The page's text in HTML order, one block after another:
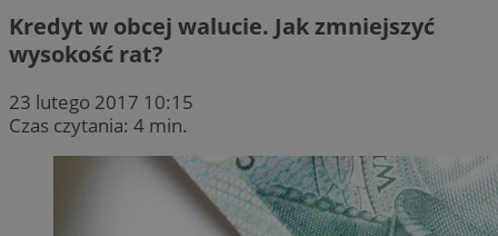
Kredyt w obcej walucie. Jak zmniejszyć
wysokość rat?
23 lutego 2017 10:15
Czas czytania: 4 min.